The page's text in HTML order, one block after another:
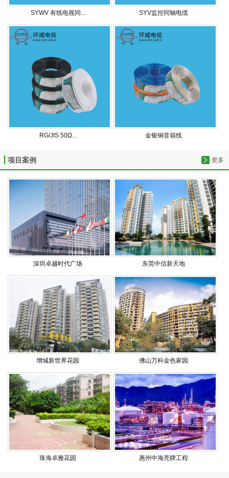
SYWV 有线电视同... SYV监控同轴电缆
RG/JIS 50Ω... 金银铜音箱线
更多
项目案例
深圳卓越时代广场 东莞中信新天地
增城新世界花园 佛山万科金色家园
珠海卓雅花园 惠州中海壳牌工程